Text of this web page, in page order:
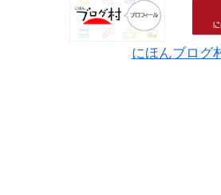
にほんブログ